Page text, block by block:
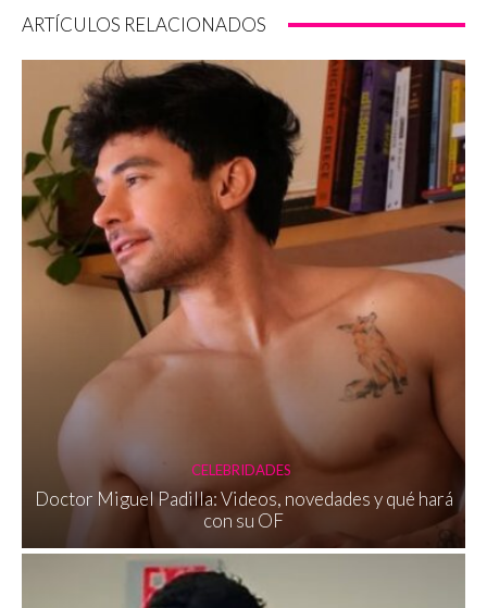
ARTÍCULOS RELACIONADOS
CELEBRIDADES
Doctor Miguel Padilla: Videos, novedades y qué hará
con su OF